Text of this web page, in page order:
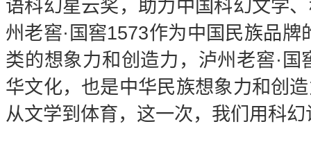
语科幻星云奖，助力中国科幻文学
州老窖·国窖1573作为中国民族品牌
类的想象力和创造力，泸州老窖·
华文化，也是中华民族想象力和创
从文学到体育，这一次，我们用科幻